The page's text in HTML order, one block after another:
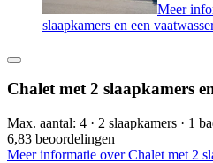
Meer
slaapkamers en een
Chalet met 2 slaapkamers
Max. aantal: 4 · 2 slaapkamers · 1
6,83 beoordelingen
Meer informatie over Chalet met 2